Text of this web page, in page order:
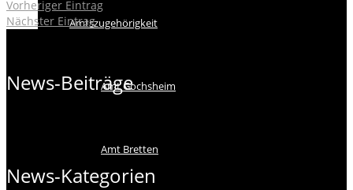
Amtszugehörigkeit
Amt Gochsheim
Amt Bretten
Vorheriger Eintrag
Nächster Eintrag
News-Beiträge
News-Kategorien